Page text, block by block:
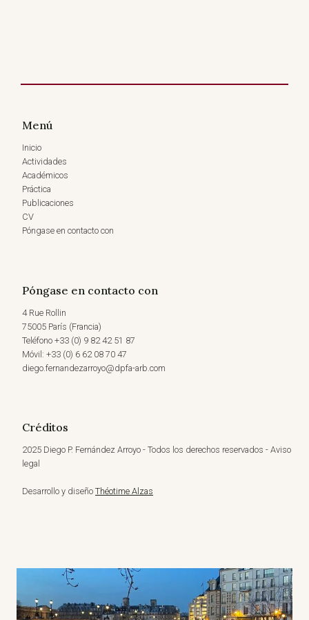
Menú
Inicio
Actividades
Académicos
Práctica
Publicaciones
CV
Póngase en contacto con
Póngase en contacto con
4 Rue Rollin
75005 París (Francia)
Teléfono +33 (0) 9 82 42 51 87
Móvil: +33 (0) 6 62 08 70 47
diego.fernandezarroyo@dpfa-arb.com
Créditos
2025 Diego P. Fernández Arroyo - Todos los derechos reservados - Aviso
legal
Desarrollo y diseño Théotime Alzas